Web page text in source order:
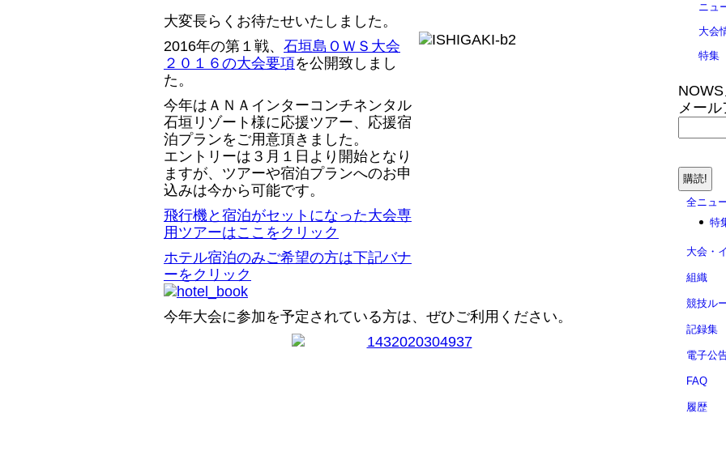
大変長らくお待たせいたしました。
2016年の第１戦、 石垣島ＯＷＳ大会
２０１６の大会要項を公開致しまし
た。
今年はＡＮＡインターコンチネンタル
石垣リゾート様に応援ツアー、応援宿
泊プランをご用意頂きました。
エントリーは３月１日より開始となり
ますが、ツアーや宿泊プランへのお申
込みは今から可能です。
飛行機と宿泊がセットになった大会専
用ツアーはここをクリック
ホテル宿泊のみご希望の方は下記バナ
ーをクリック
今年大会に参加を予定されている方は、ぜひご利用ください。
ニュ
大会
特集
メール
全ニュ
特
大会・
組織
競技ル
記録集
電子公
FAQ
履歴